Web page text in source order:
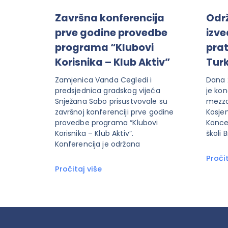
Završna konferencija
prve godine provedbe
programa “Klubovi
Korisnika – Klub Aktiv”
Zamjenica Vanda Cegledi i
predsjednica gradskog vijeća
Snježana Sabo prisustvovale su
završnoj konferenciji prve godine
provedbe programa “Klubovi
Korisnika – Klub Aktiv”.
Konferencija je održana
Pročitaj više
Dana
je
školi